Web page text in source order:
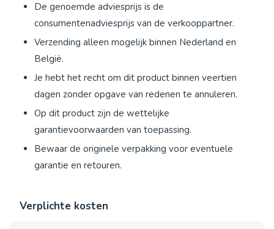
De genoemde adviesprijs is de
consumentenadviesprijs van de verkooppartner.
Verzending alleen mogelijk binnen Nederland en
België.
Je hebt het recht om dit product binnen veertien
dagen zonder opgave van redenen te annuleren.
Op dit product zijn de wettelijke
garantievoorwaarden van toepassing.
Bewaar de originele verpakking voor eventuele
garantie en retouren.
Verplichte kosten